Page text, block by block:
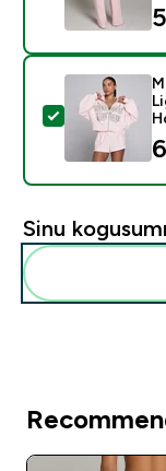
Vali see
Sinu